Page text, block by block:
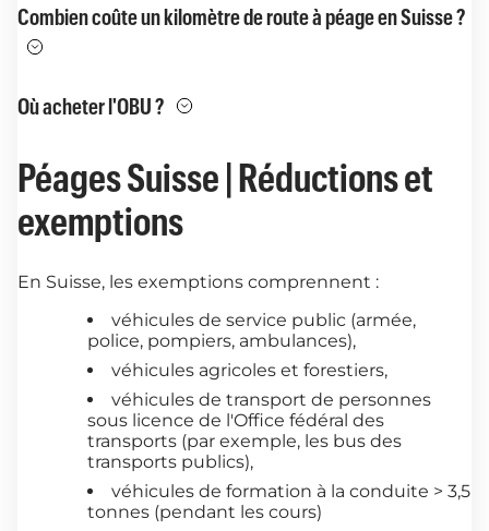
Combien coûte un kilomètre de route à péage en Suisse ?
Où acheter l'OBU ?
Péages Suisse | Réductions et
exemptions
En Suisse, les exemptions comprennent :
véhicules de service public (armée,
police, pompiers, ambulances),
véhicules agricoles et forestiers,
véhicules de transport de personnes
sous licence de l'Office fédéral des
transports (par exemple, les bus des
transports publics),
véhicules de formation à la conduite > 3,5
tonnes (pendant les cours)